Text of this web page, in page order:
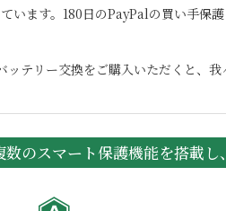
ます。180日のPayPalの買い手保
ッテリー交換をご購入いただくと、
数のスマート保護機能を搭載し